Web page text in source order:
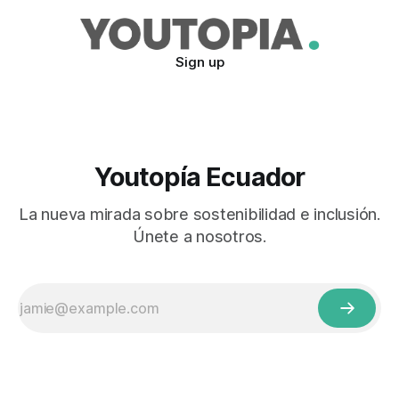
Sign up
Youtopía Ecuador
La nueva mirada sobre sostenibilidad e inclusión.
Únete a nosotros.